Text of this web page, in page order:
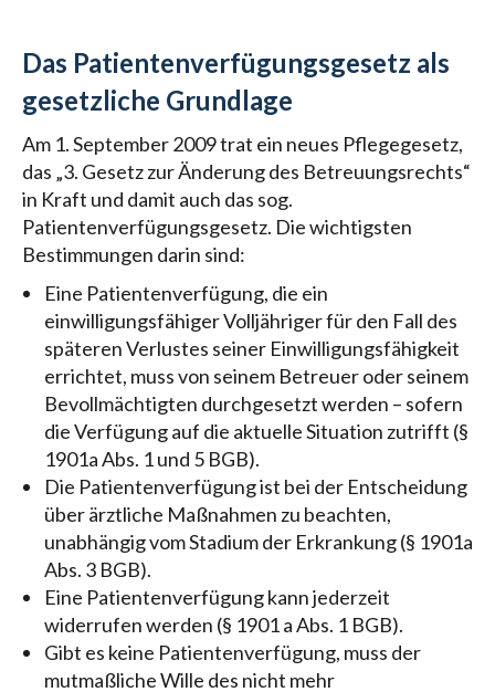
Das Patientenverfügungsgesetz als
gesetzliche Grundlage
Am 1. September 2009 trat ein neues Pflegegesetz,
das „3. Gesetz zur Änderung des Betreuungsrechts“
in Kraft und damit auch das sog.
Patientenverfügungsgesetz. Die wichtigsten
Bestimmungen darin sind:
Eine Patientenverfügung, die ein
einwilligungsfähiger Volljähriger für den Fall des
späteren Verlustes seiner Einwilligungsfähigkeit
errichtet, muss von seinem Betreuer oder seinem
Bevollmächtigten durchgesetzt werden – sofern
die Verfügung auf die aktuelle Situation zutrifft (§
1901a Abs. 1 und 5 BGB).
Die Patientenverfügung ist bei der Entscheidung
über ärztliche Maßnahmen zu beachten,
unabhängig vom Stadium der Erkrankung (§ 1901a
Abs. 3 BGB).
Eine Patientenverfügung kann jederzeit
widerrufen werden (§ 1901 a Abs. 1 BGB).
Gibt es keine Patientenverfügung, muss der
mutmaßliche Wille des nicht mehr